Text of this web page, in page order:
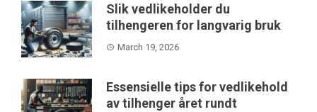
Slik vedlikeholder du
tilhengeren for langvarig bruk
March 19, 2026
Essensielle tips for vedlikehold
av tilhenger året rundt